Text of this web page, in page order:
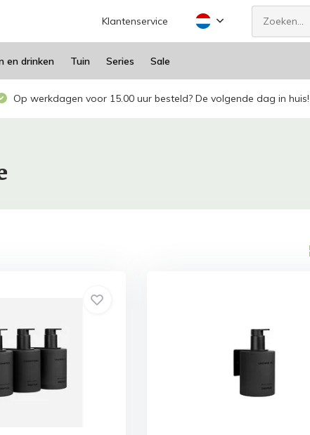
Klantenservice
en drinken Tuin Series Sale
Op werkdagen voor 15.00 uur besteld? De volgende dag in huis!